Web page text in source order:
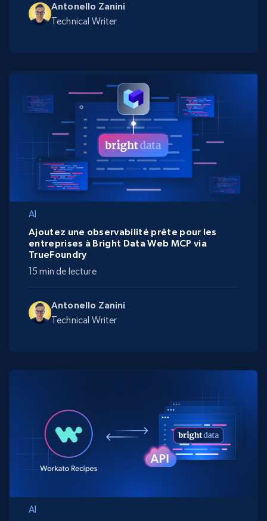
Antonello Zanini
Technical Writer
AI
Antonello Zanini
Technical Writer
Ajoutez une observabilité prête pour les
entreprises à Bright Data Web MCP via
TrueFoundry
15 min de lecture
AI